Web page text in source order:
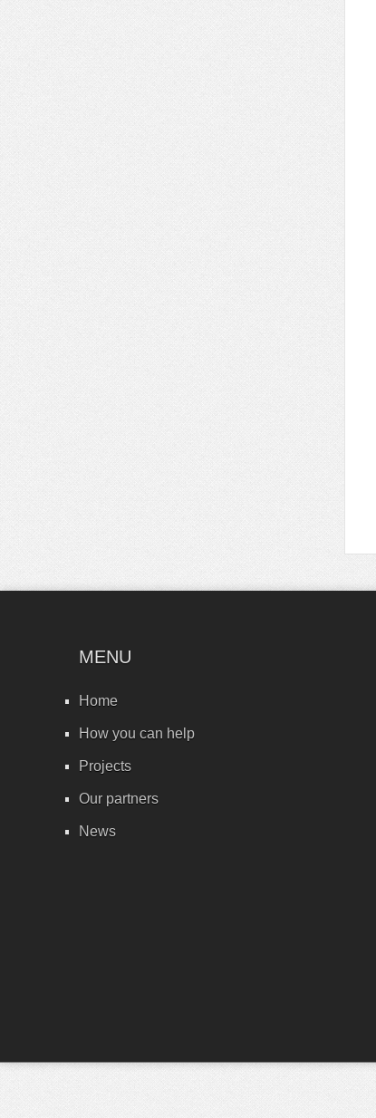
MENU
Home
How you can help
Projects
Our partners
News